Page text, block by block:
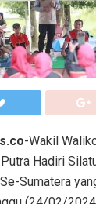
-Wakil
Putra Hadiri
Sumatera